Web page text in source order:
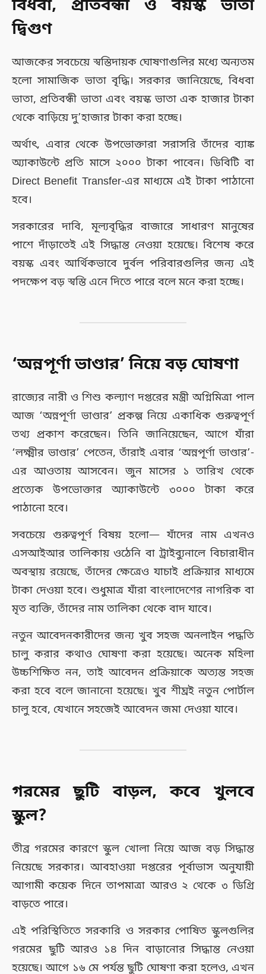
বিধবা, প্রতিবন্ধী ও বয়স্ক ভাতা
দ্বিগুণ
আজকের সবচেয়ে স্বস্তিদায়ক ঘোষণাগুলির মধ্যে অন্যতম
হলো সামাজিক ভাতা বৃদ্ধি। সরকার জানিয়েছে, বিধবা
ভাতা, প্রতিবন্ধী ভাতা এবং বয়স্ক ভাতা এক হাজার টাকা
থেকে বাড়িয়ে দু’হাজার টাকা করা হচ্ছে।
অর্থাৎ, এবার থেকে উপভোক্তারা সরাসরি তাঁদের ব্যাঙ্ক
অ্যাকাউন্টে প্রতি মাসে ২০০০ টাকা পাবেন। ডিবিটি বা
Direct Benefit Transfer-এর মাধ্যমে এই টাকা পাঠানো
হবে।
সরকারের দাবি, মূল্যবৃদ্ধির বাজারে সাধারণ মানুষের
পাশে দাঁড়াতেই এই সিদ্ধান্ত নেওয়া হয়েছে। বিশেষ করে
বয়স্ক এবং আর্থিকভাবে দুর্বল পরিবারগুলির জন্য এই
পদক্ষেপ বড় স্বস্তি এনে দিতে পারে বলে মনে করা হচ্ছে।
‘অন্নপূর্ণা ভাণ্ডার’ নিয়ে বড় ঘোষণা
রাজ্যের নারী ও শিশু কল্যাণ দপ্তরের মন্ত্রী অগ্নিমিত্রা পাল
আজ ‘অন্নপূর্ণা ভাণ্ডার’ প্রকল্প নিয়ে একাধিক গুরুত্বপূর্ণ
তথ্য প্রকাশ করেছেন। তিনি জানিয়েছেন, আগে যাঁরা
‘লক্ষ্মীর ভাণ্ডার’ পেতেন, তাঁরাই এবার ‘অন্নপূর্ণা ভাণ্ডার’-
এর আওতায় আসবেন। জুন মাসের ১ তারিখ থেকে
প্রত্যেক উপভোক্তার অ্যাকাউন্টে ৩০০০ টাকা করে
পাঠানো হবে।
সবচেয়ে গুরুত্বপূর্ণ বিষয় হলো— যাঁদের নাম এখনও
এসআইআর তালিকায় ওঠেনি বা ট্রাইব্যুনালে বিচারাধীন
অবস্থায় রয়েছে, তাঁদের ক্ষেত্রেও যাচাই প্রক্রিয়ার মাধ্যমে
টাকা দেওয়া হবে। শুধুমাত্র যাঁরা বাংলাদেশের নাগরিক বা
মৃত ব্যক্তি, তাঁদের নাম তালিকা থেকে বাদ যাবে।
নতুন আবেদনকারীদের জন্য খুব সহজ অনলাইন পদ্ধতি
চালু করার কথাও ঘোষণা করা হয়েছে। অনেক মহিলা
উচ্চশিক্ষিত নন, তাই আবেদন প্রক্রিয়াকে অত্যন্ত সহজ
করা হবে বলে জানানো হয়েছে। খুব শীঘ্রই নতুন পোর্টাল
চালু হবে, যেখানে সহজেই আবেদন জমা দেওয়া যাবে।
গরমের ছুটি বাড়ল, কবে খুলবে
স্কুল?
তীব্র গরমের কারণে স্কুল খোলা নিয়ে আজ বড় সিদ্ধান্ত
নিয়েছে সরকার। আবহাওয়া দপ্তরের পূর্বাভাস অনুযায়ী
আগামী কয়েক দিনে তাপমাত্রা আরও ২ থেকে ৩ ডিগ্রি
বাড়তে পারে।
এই পরিস্থিতিতে সরকারি ও সরকার পোষিত স্কুলগুলির
গরমের ছুটি আরও ১৪ দিন বাড়ানোর সিদ্ধান্ত নেওয়া
হয়েছে। আগে ১৬ মে পর্যন্ত ছুটি ঘোষণা করা হলেও, এখন